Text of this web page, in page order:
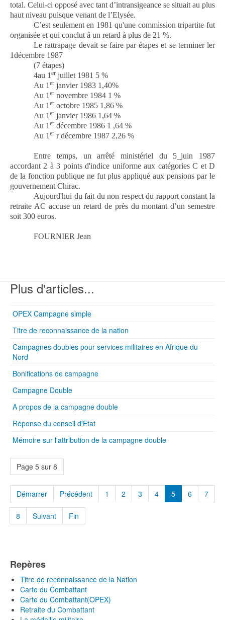
total. Celui-ci opposé avec tant d’intransigeance se situait au plus
haut niveau puisque venant de l’Elysée.
C’est seulement en 1981 qu'une commission tripartite fut
organisée et qui conclut â un retard à plus de 21 %.
Le rattrapage devait se faire par étapes et se terminer ler
1décembre 1987
(7 étapes)
4au 1er juillet 1981 5 %
Au 1er janvier 1983 1,40%
Au 1er novembre 1984 1 %
Au 1er octobre 1985 1,86 %
Au 1er janvier 1986 1,64 %
Au 1er décembre 1986 1 ,64 %
Au 1er r décembre 1987 2,26 %
Entre temps, un arrêté ministériel du 5_juin 1987
accordant 2 à 3 points d'indice uniforme aux catégories C et D
de la fonction publique ne fut plus appliqué aux pensions par le
gouvernement Chirac.
Aujourd'hui du fait du non respect du rapport constant la
retraite AC accuse un retard de près du montant d’un semestre
soit 300 euros.
FOURNIER Jean
Plus d'articles...
OPEX Campagne simple
Titre de reconnaissance de la nation
Campagnes doubles pour services militaires en Afrique du
Nord
Bonifications de campagne
Campagne Double
A propos de la campagne double
Réponse du conseil d'Etat
Mémoire sur l'attribution de la campagne double
Page 5 sur 8
Démarrer Précédent 1 2 3 4 5 6 7
8 Suivant Fin
Repères
Titre de reconnaissance de la Nation
Carte du Combattant
Carte du Combattant(OPEX)
Retraite du Combattant